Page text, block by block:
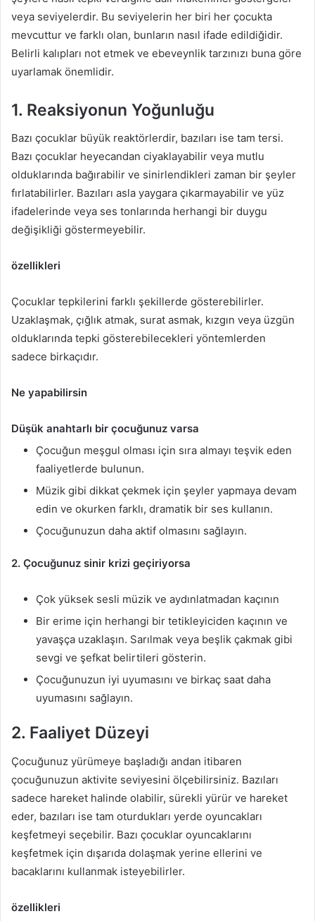
veya seviyelerdir. Bu seviyelerin her biri her çocukta
mevcuttur ve farklı olan, bunların nasıl ifade edildiğidir.
Belirli kalıpları not etmek ve ebeveynlik tarzınızı buna göre
uyarlamak önemlidir.
1. Reaksiyonun Yoğunluğu
Bazı çocuklar büyük reaktörlerdir, bazıları ise tam tersi.
Bazı çocuklar heyecandan ciyaklayabilir veya mutlu
olduklarında bağırabilir ve sinirlendikleri zaman bir şeyler
fırlatabilirler. Bazıları asla yaygara çıkarmayabilir ve yüz
ifadelerinde veya ses tonlarında herhangi bir duygu
değişikliği göstermeyebilir.
özellikleri
Çocuklar tepkilerini farklı şekillerde gösterebilirler.
Uzaklaşmak, çığlık atmak, surat asmak, kızgın veya üzgün
olduklarında tepki gösterebilecekleri yöntemlerden
sadece birkaçıdır.
Ne yapabilirsin
Düşük anahtarlı bir çocuğunuz varsa
Çocuğun meşgul olması için sıra almayı teşvik eden
faaliyetlerde bulunun.
Müzik gibi dikkat çekmek için şeyler yapmaya devam
edin ve okurken farklı, dramatik bir ses kullanın.
Çocuğunuzun daha aktif olmasını sağlayın.
2. Çocuğunuz sinir krizi geçiriyorsa
Çok yüksek sesli müzik ve aydınlatmadan kaçının
Bir erime için herhangi bir tetikleyiciden kaçının ve
yavaşça uzaklaşın. Sarılmak veya beşlik çakmak gibi
sevgi ve şefkat belirtileri gösterin.
Çocuğunuzun iyi uyumasını ve birkaç saat daha
uyumasını sağlayın.
2. Faaliyet Düzeyi
Çocuğunuz yürümeye başladığı andan itibaren
çocuğunuzun aktivite seviyesini ölçebilirsiniz. Bazıları
sadece hareket halinde olabilir, sürekli yürür ve hareket
eder, bazıları ise tam oturdukları yerde oyuncakları
keşfetmeyi seçebilir. Bazı çocuklar oyuncaklarını
keşfetmek için dışarıda dolaşmak yerine ellerini ve
bacaklarını kullanmak isteyebilirler.
özellikleri